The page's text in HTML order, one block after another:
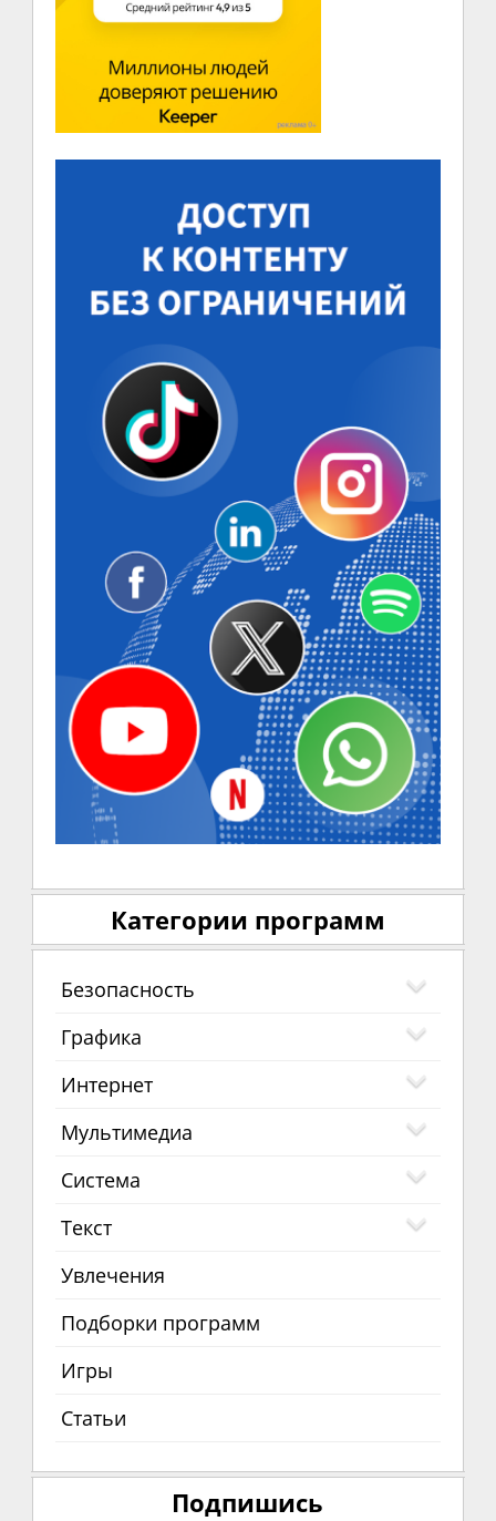
Категории программ
Безопасность
Графика
Интернет
Мультимедиа
Система
Текст
Увлечения
Подборки программ
Игры
Статьи
Подпишись